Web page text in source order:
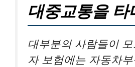
대중교통을 타
대부분의 사람들이
자 보험에는 자동차